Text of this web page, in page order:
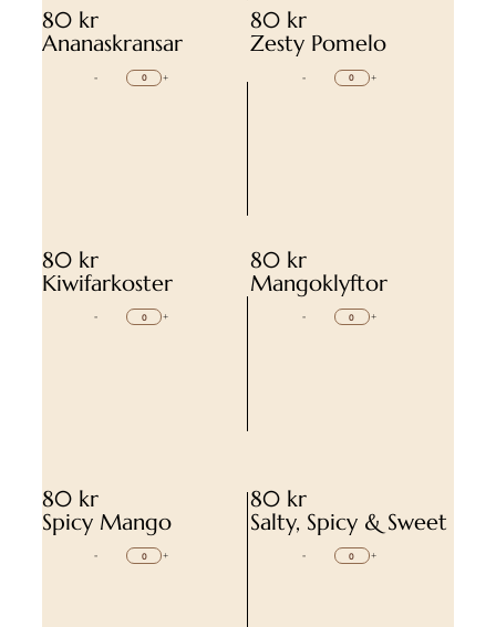
80 kr
Ananaskransar
- +
80 kr
Zesty Pomelo
- +
80 kr
Kiwifarkoster
- +
80 kr
Mangoklyftor
- +
80 kr
Spicy Mango
- +
80 kr
Salty, Spicy & Sweet
- +